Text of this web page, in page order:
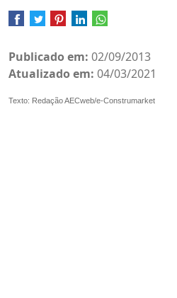
Publicado em: 02/09/2013
Atualizado em: 04/03/2021
Texto: Redação AECweb/e-Construmarket